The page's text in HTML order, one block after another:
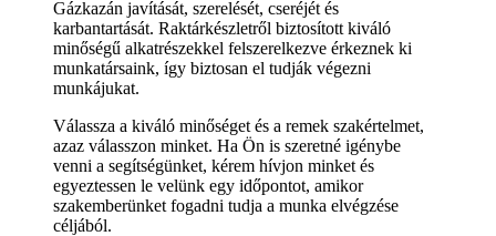
Gázkazán javítását, szerelését, cseréjét és
karbantartását. Raktárkészletről biztosított kiváló
minőségű alkatrészekkel felszerelkezve érkeznek ki
munkatársaink, így biztosan el tudják végezni
munkájukat.
Válassza a kiváló minőséget és a remek szakértelmet,
azaz válasszon minket. Ha Ön is szeretné igénybe
venni a segítségünket, kérem hívjon minket és
egyeztessen le velünk egy időpontot, amikor
szakemberünket fogadni tudja a munka elvégzése
céljából.